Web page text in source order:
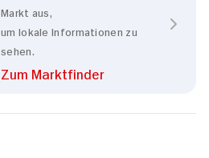
Markt aus,
um lokale Informationen zu
sehen.
Zum Marktfinder